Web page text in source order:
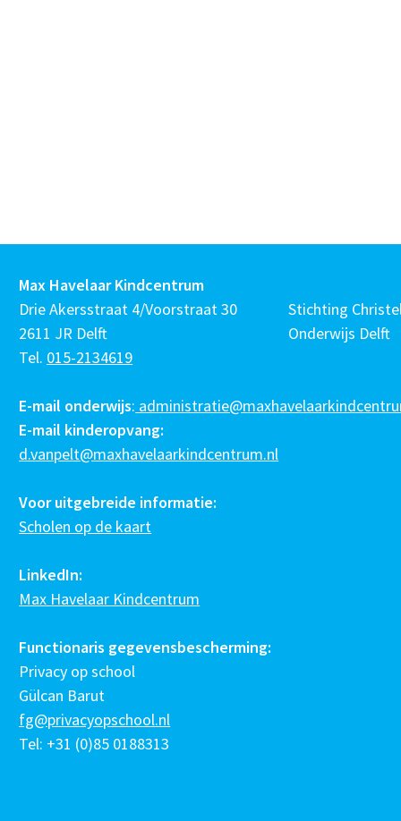
Max Havelaar Kindcentrum
Drie Akersstraat 4/Voorstraat 30
2611 JR Delft
Tel. 015-2134619
E-mail onderwijs:
E-mail kinderopvang:
d.vanpelt@maxhavelaarkindcentrum.nl
Voor uitgebreide informatie:
Scholen op de kaart
LinkedIn:
Max Havelaar Kindcentrum
Functionaris gegevensbescherming:
Privacy op school
Gülcan Barut
fg@privacyopschool.nl
Tel: +31 (0)85 0188313
Stichting
Onderwijs Delft